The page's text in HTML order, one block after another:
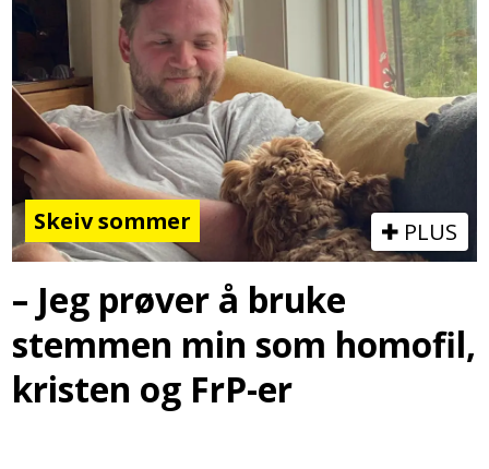
Skeiv sommer PLUS
– Jeg prøver å bruke
stemmen min som homofil,
kristen og FrP-er